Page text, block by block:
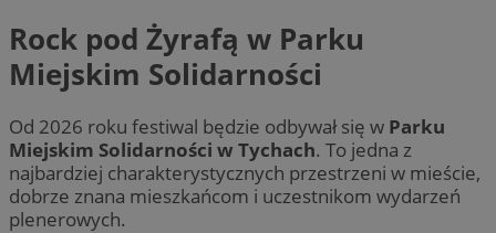
Rock pod Żyrafą w Parku
Miejskim Solidarności
Od 2026 roku festiwal będzie odbywał się w Parku
Miejskim Solidarności w Tychach. To jedna z
najbardziej charakterystycznych przestrzeni w mieście,
dobrze znana mieszkańcom i uczestnikom wydarzeń
plenerowych.